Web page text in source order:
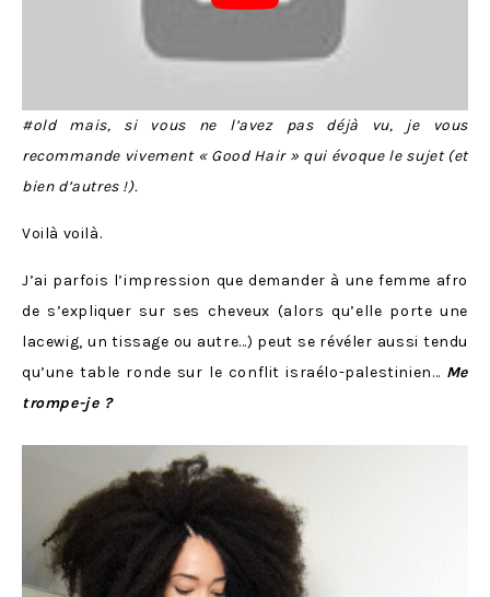
#old mais, si vous ne l’avez pas déjà vu, je vous
recommande vivement « Good Hair » qui évoque le sujet (et
bien d’autres !).
Voilà voilà.
J’ai parfois l’impression que demander à une femme afro
de s’expliquer sur ses cheveux (alors qu’elle porte une
lacewig, un tissage ou autre…) peut se révéler aussi tendu
qu’une table ronde sur le conflit israélo-palestinien… Me
trompe-je ?